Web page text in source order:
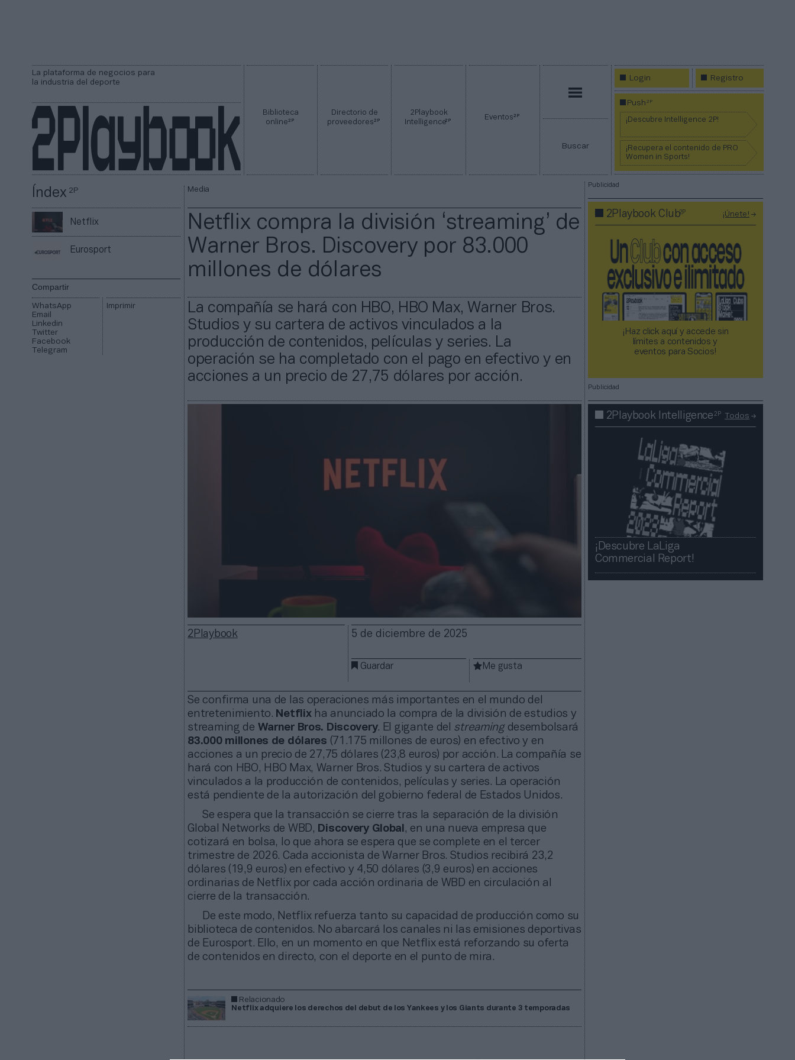
La plataforma de negocios para
la industria del deporte
Biblioteca
online2P
Directorio de
proveedores2P
2Playbook
Intelligence2P Eventos2P
Buscar
Login Registro
Push2P
¡Descubre Intelligence 2P!
¡Recupera el contenido de PRO
Women in Sports!
Índex2P
Netflix
Eurosport
Compartir
WhatsApp
Email
Linkedin
Twitter
Facebook
Telegram
Imprimir
Media
Netflix compra la división ‘streaming’ de
Warner Bros. Discovery por 83.000
millones de dólares
La compañía se hará con HBO, HBO Max, Warner Bros.
Studios y su cartera de activos vinculados a la
producción de contenidos, películas y series. La
operación se ha completado con el pago en efectivo y en
acciones a un precio de 27,75 dólares por acción.
2Playbook 5 de diciembre de 2025
Guardar Me gusta
Se confirma una de las operaciones más importantes en el mundo del
entretenimiento. Netflixha anunciado la compra de la división de estudios y
streaming de Warner Bros. Discovery. El gigante del streamingdesembolsará
83.000 millones de dólares (71.175 millones de euros) en efectivo y en
acciones a un precio de 27,75 dólares (23,8 euros) por acción. La compañía se
hará con HBO, HBO Max, Warner Bros. Studios y su cartera de activos
vinculados a la producción de contenidos, películas y series. La operación
está pendiente de la autorización del gobierno federal de Estados Unidos.
Se espera que la transacción se cierre tras la separación de la división
Global Networks de WBD, Discovery Global , en una nueva empresa que
cotizará en bolsa, lo que ahora se espera que se complete en el tercer
trimestre de 2026. Cada accionista de Warner Bros. Studios recibirá 23,2
dólares (19,9 euros) en efectivo y 4,50 dólares (3,9 euros) en acciones
ordinarias de Netflix por cada acción ordinaria de WBD en circulación al
cierre de la transacción.
De este modo, Netflix refuerza tanto su capacidad de producción como su
biblioteca de contenidos. No abarcará los canales ni las emisiones deportivas
de Eurosport. Ello, en un momento en que Netflix está reforzando su oferta
de contenidos en directo, con el deporte en el punto de mira.
Relacionado
Netflix adquiere los derechos del debut de los Yankees y los Giants durante 3 temporadas
Publicidad
2Playbook Club2P ¡Únete!
¡Haz click aquí y accede sin
límites a contenidos y
eventos para Socios!​​​​​​​
Publicidad
2Playbook Intelligence2P Todos
¡Descubre LaLiga
Commercial Report!​​